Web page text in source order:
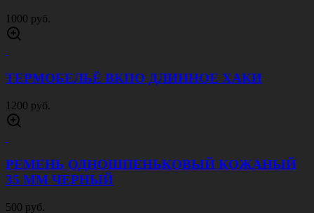
КУРТКА БОМБЕР ВМФ СИНЯЯ
2200 руб.
СВИТЕР АРМИЯ РОССИИ ОЛИВА
1500 руб.
СВИТЕР АРМИЯ РОССИИ ЧЕРНЫЙ